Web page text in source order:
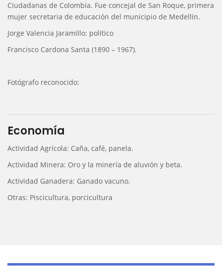
Ciudadanas de Colombia. Fue concejal de San Roque, primera
mujer secretaria de educación del municipio de Medellín.
Jorge Valencia Jaramillo: político
Francisco Cardona Santa (1890 – 1967).
Fotógrafo reconocido:
Economía
Actividad Agrícola: Caña, café, panela.
Actividad Minera: Oro y la minería de aluvión y beta.
Actividad Ganadera: Ganado vacuno.
Otras: Piscicultura, porcicultura